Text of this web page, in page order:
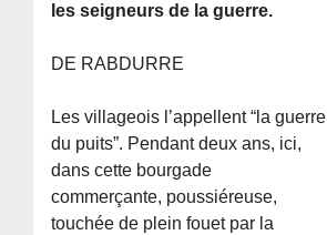
les seigneurs de la guerre.
DE RABDURRE
Les villageois l’appellent “la guerre
du puits”. Pendant deux ans, ici,
dans cette bourgade
commerçante, poussiéreuse,
touchée de plein fouet par la